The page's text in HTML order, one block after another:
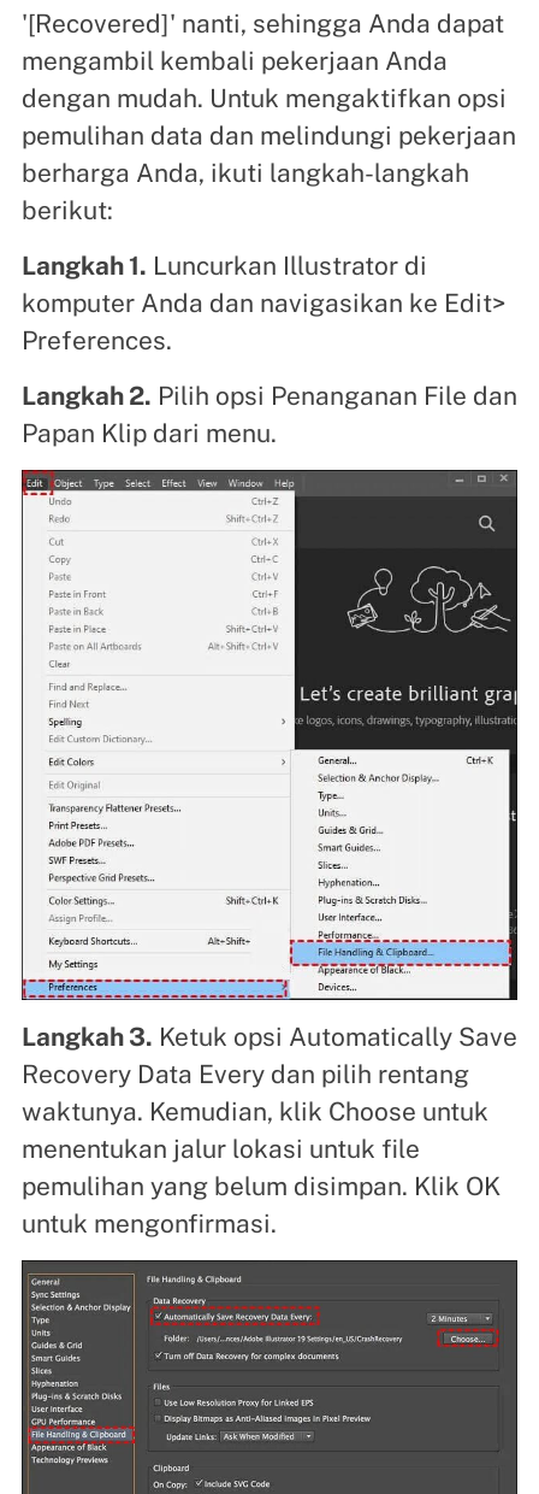
'[Recovered]' nanti, sehingga Anda dapat
mengambil kembali pekerjaan Anda
dengan mudah. Untuk mengaktifkan opsi
pemulihan data dan melindungi pekerjaan
berharga Anda, ikuti langkah-langkah
berikut:
Langkah 1. Luncurkan Illustrator di
komputer Anda dan navigasikan ke Edit>
Preferences.
Langkah 2. Pilih opsi Penanganan File dan
Papan Klip dari menu.
Langkah 3. Ketuk opsi Automatically Save
Recovery Data Every dan pilih rentang
waktunya. Kemudian, klik Choose untuk
menentukan jalur lokasi untuk file
pemulihan yang belum disimpan. Klik OK
untuk mengonfirmasi.